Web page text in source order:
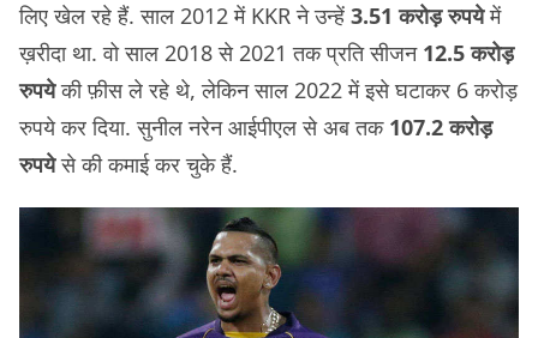
लिए खेल रहे हैं. साल 2012 में KKR ने उन्हें 3.51 करोड़ रुपयेमें
ख़रीदा था. वो साल 2018 से 2021 तक प्रति सीजन 12.5 करोड़
रुपयेकी फ़ीस ले रहे थे, लेकिन साल 2022 में इसे घटाकर 6 करोड़
रुपये कर दिया. सुनील नरेन आईपीएल से अब तक 107.2 करोड़
रुपयेसे की कमाई कर चुके हैं.